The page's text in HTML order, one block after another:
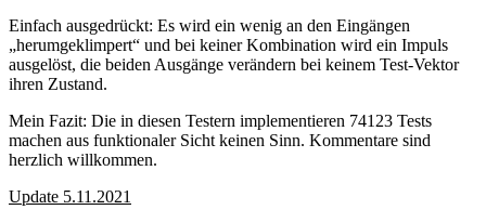
Einfach ausgedrückt: Es wird ein wenig an den Eingängen
„herumgeklimpert“ und bei keiner Kombination wird ein Impuls
ausgelöst, die beiden Ausgänge verändern bei keinem Test-Vektor
ihren Zustand.
Mein Fazit: Die in diesen Testern implementieren 74123 Tests
machen aus funktionaler Sicht keinen Sinn. Kommentare sind
herzlich willkommen.
Update 5.11.2021